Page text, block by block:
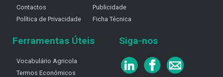
Contactos
Política de Privacidade
Publicidade
Ficha Técnica
Ferramentas Úteis
Vocabulário Agricola
Termos Económicos
Siga-nos